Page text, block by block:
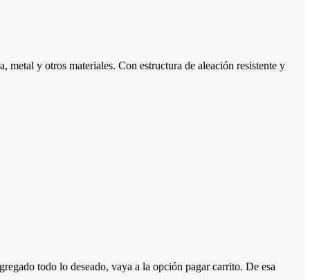
metal y otros materiales. Con estructura de aleación resistente y
todo lo deseado, vaya a la opción pagar carrito. De esa